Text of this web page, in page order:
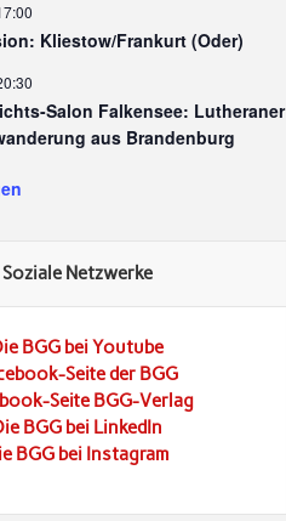
Kliestow/Frankurt (Oder)
Salon Falkensee: Lutheraner
aus Brandenburg
Soziale Netzwerke
BGG bei Youtube
Seite der BGG
Seite BGG-Verlag
BGG bei LinkedIn
BGG bei Instagram